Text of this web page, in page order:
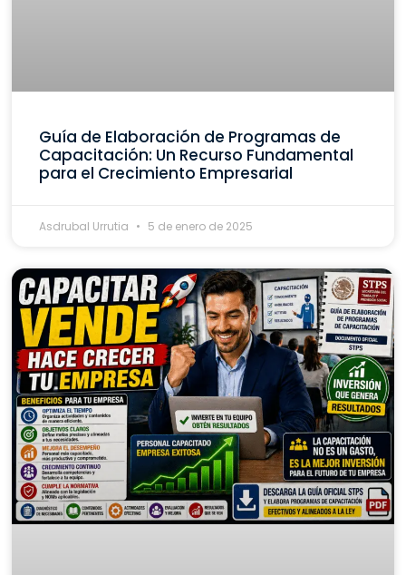
Guía de Elaboración de Programas de
Capacitación: Un Recurso Fundamental
para el Crecimiento Empresarial
Asdrubal Urrutia 5 de enero de 2025